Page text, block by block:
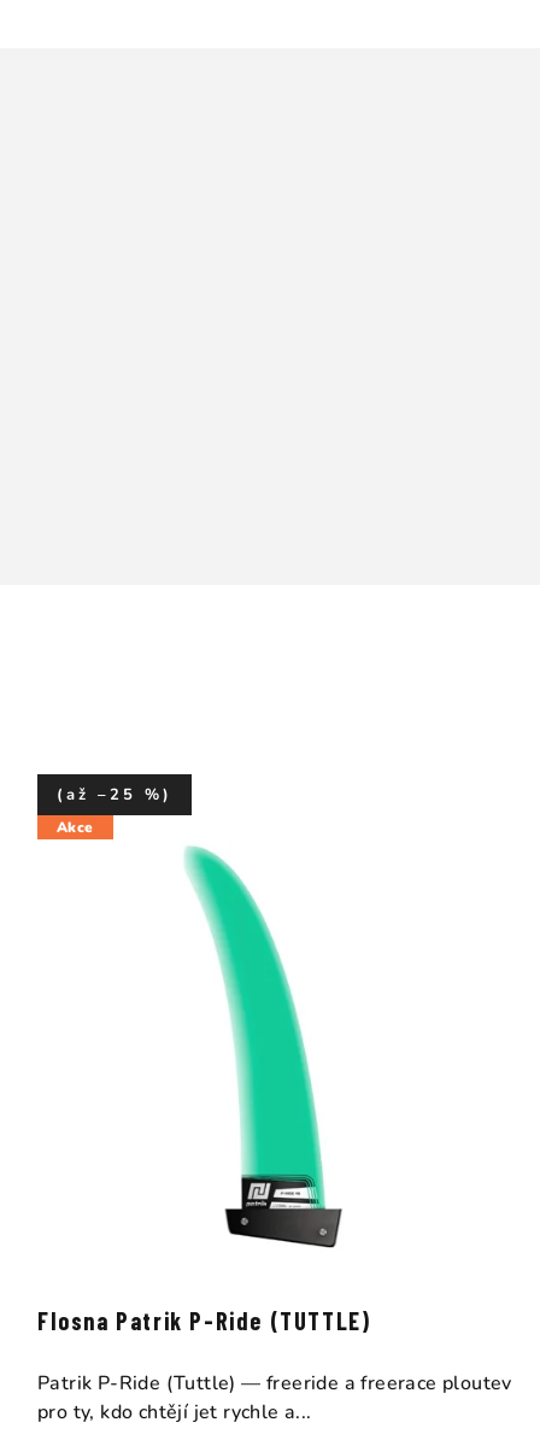
Akce
Flosna Patrik P-Ride (TUTTLE)
(až –25 %)
Patrik P-Ride (Tuttle) — freeride a freerace ploutev
pro ty, kdo chtějí jet rychle a...